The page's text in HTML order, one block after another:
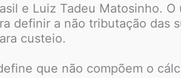
e Luiz Tadeu Matosinho.
definir a não tributação das
custeio.
que não compõem o